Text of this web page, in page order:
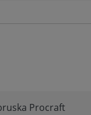
Procraft